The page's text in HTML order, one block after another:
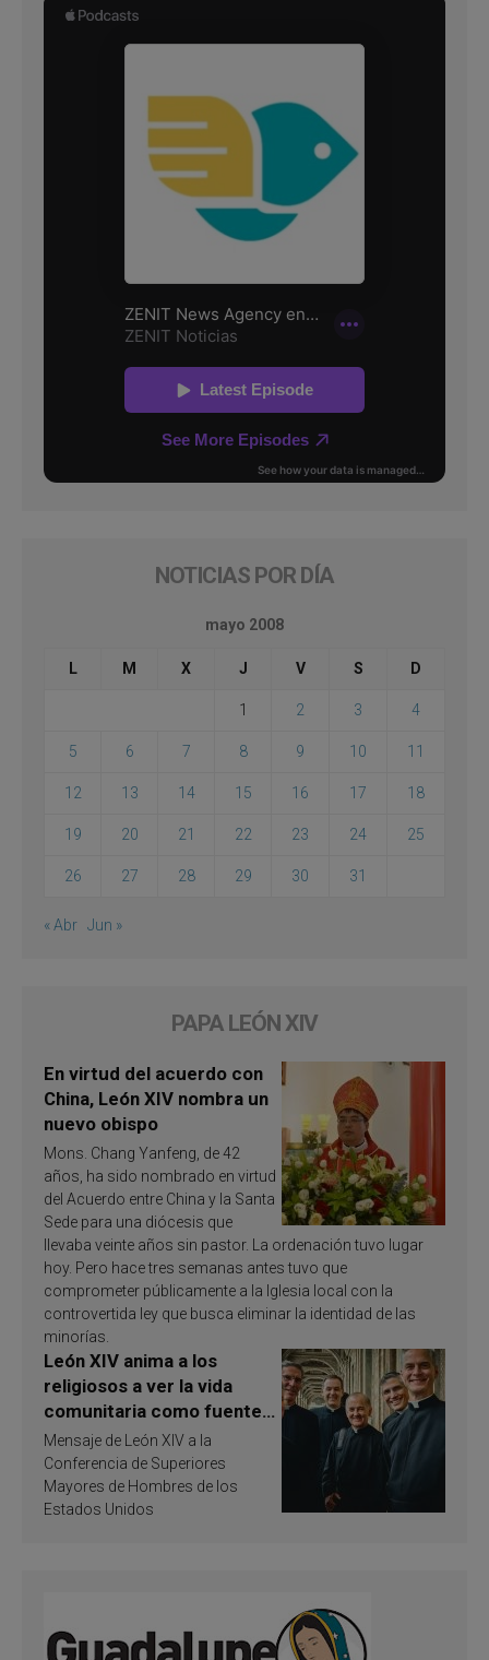
NOTICIAS POR DÍA
mayo 2008
L M X J V S D
1 2 3 4
5 6 7 8 9 10 11
12 13 14 15 16 17 18
19 20 21 22 23 24 25
26 27 28 29 30 31
« Abr Jun »
PAPA LEÓN XIV
En virtud del acuerdo con
China, León XIV nombra un
nuevo obispo
Mons. Chang Yanfeng, de 42
años, ha sido nombrado en virtud
del Acuerdo entre China y la Santa
Sede para una diócesis que
llevaba veinte años sin pastor. La ordenación tuvo lugar
hoy. Pero hace tres semanas antes tuvo que
comprometer públicamente a la Iglesia local con la
controvertida ley que busca eliminar la identidad de las
minorías.
León XIV anima a los
religiosos a ver la vida
comunitaria como fuente
de inspiración y
santificación
Mensaje de León XIV a la
Conferencia de Superiores
Mayores de Hombres de los
Estados Unidos